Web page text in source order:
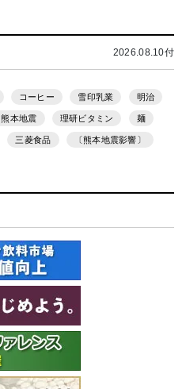
2026.08.10付
コーヒー 雪印乳業 明治
熊本地震 理研ビタミン 麺
三菱食品 〔熊本地震影響〕